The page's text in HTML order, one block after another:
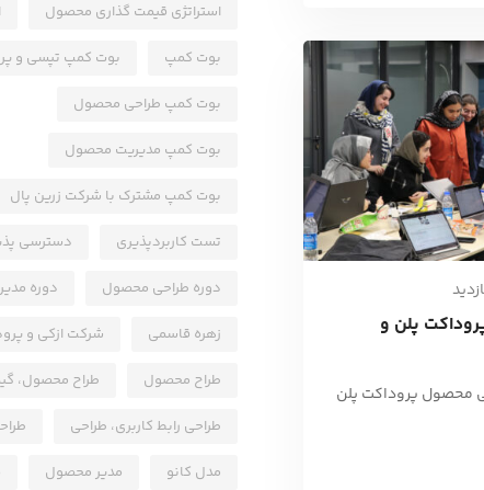
پلن و
محصول پروداکت پلن
استراتژی قیمت گذاری محصول
بوت کمپ بوت کمپ تپسی و
بوت کمپ طراحی محصول
بوت کمپ مدیریت محصول
بوت کمپ مشترک با شرکت زرین پال
تست کاربردپذیری دسترسی
دوره طراحی محصول دوره
زهره قاسمی شرکت ازکی و
طراح محصول طراح محصول،
طراحی رابط کاربری، طراحی
مدل کانو مدیر محصول